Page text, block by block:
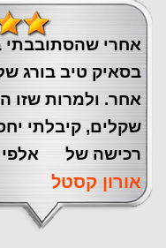
בסאיק טיב בורג
שקלים, קיבלתי
רכישה של אלפי
אורון קסטל